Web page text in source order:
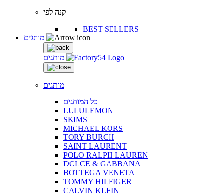
קנה לפי
BEST SELLERS
מותגים
מותגים
כל המותגים
LULULEMON
SKIMS
MICHAEL KORS
TORY BURCH
SAINT LAURENT
POLO RALPH LAUREN
DOLCE & GABBANA
BOTTEGA VENETA
TOMMY HILFIGER
CALVIN KLEIN